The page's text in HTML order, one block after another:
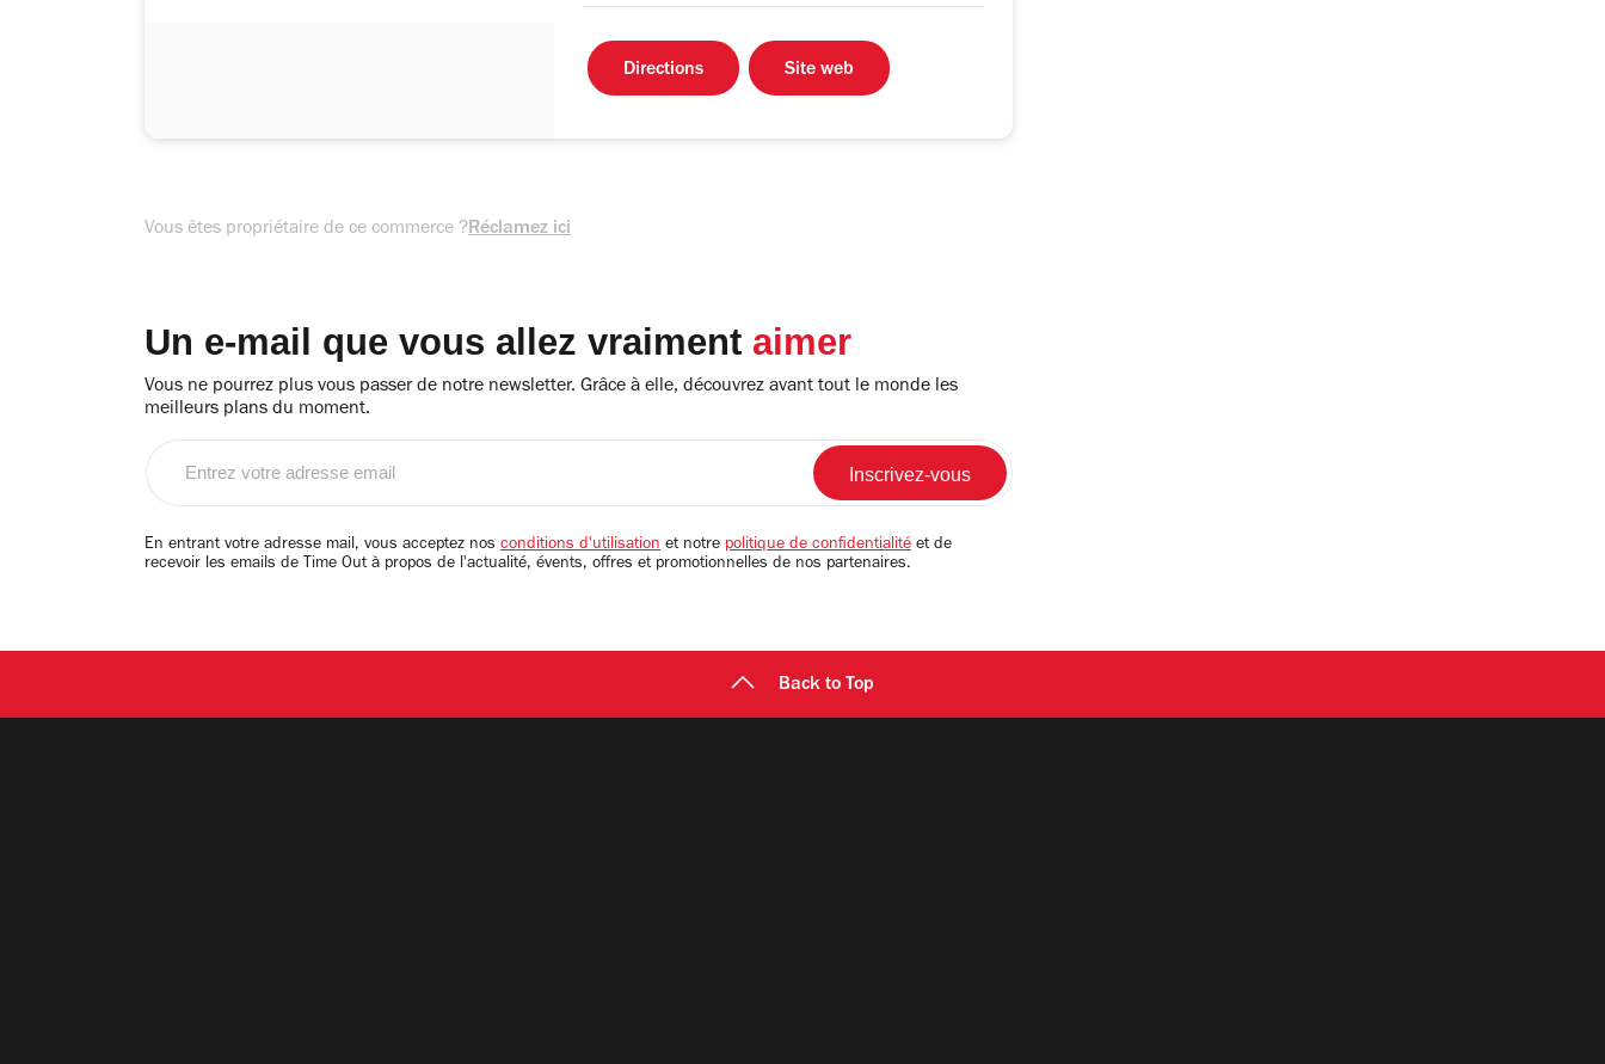
Directions Site web
Vous êtes propriétaire de ce commerce ?Réclamez ici
Un e-mail que vous allez vraiment aimer
Vous ne pourrez plus vous passer de notre newsletter. Grâce à elle, découvrez avant tout le monde les
meilleurs plans du moment.
email
En entrant votre adresse mail, vous acceptez nos conditions d'utilisation et notre politique de confidentialité et de
recevoir les emails de Time Out à propos de l'actualité, évents, offres et promotionnelles de nos partenaires.
Back to Top